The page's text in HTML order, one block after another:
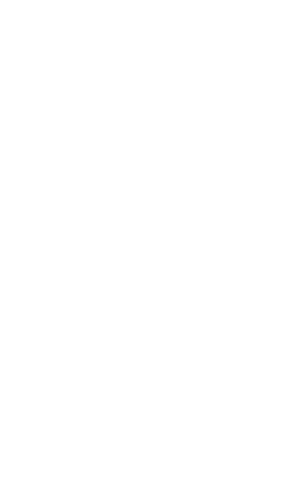
Filius autem Ionathan
filii Micha Phithon et
Et Ahaz genuit Ioada, et
Azmaveth et Zamri;
Et Mosa genuit Banaa,
de quo ortus est Elasa,
Porro Asel sex filii fuere
primogenitus eius,
Filii autem Esec fratris
et Iehus secundus et